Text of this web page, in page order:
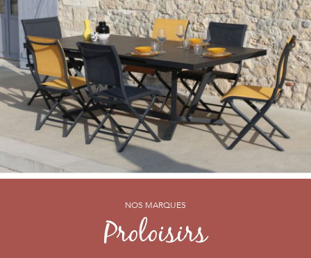
NOS MARQUES
Proloisirs
NOS MARQUES
Océoby PROLOISIRS
NOS MARQUES
Alizéby PROLOISIRS